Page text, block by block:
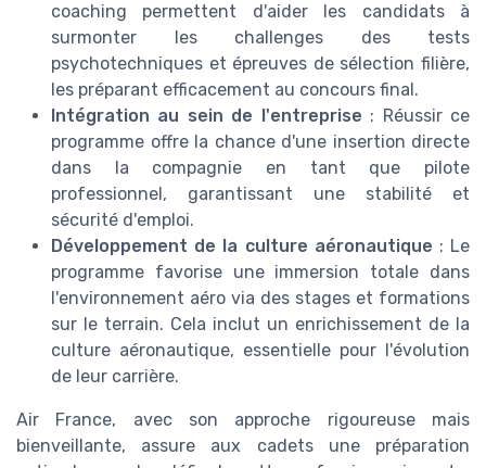
coaching permettent d'aider les candidats à
surmonter les challenges des tests
psychotechniques et épreuves de sélection filière,
les préparant efficacement au concours final.
Intégration au sein de l'entreprise : Réussir ce
programme offre la chance d'une insertion directe
dans la compagnie en tant que pilote
professionnel, garantissant une stabilité et
sécurité d'emploi.
Développement de la culture aéronautique : Le
programme favorise une immersion totale dans
l'environnement aéro via des stages et formations
sur le terrain. Cela inclut un enrichissement de la
culture aéronautique, essentielle pour l'évolution
de leur carrière.
Air France, avec son approche rigoureuse mais
bienveillante, assure aux cadets une préparation